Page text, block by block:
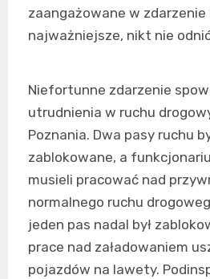
zaangażowane w zdarzenie
najważniejsze, nikt nie
Niefortunne zdarzenie
utrudnienia w ruchu
Poznania. Dwa pasy ruchu
zablokowane, a
musieli pracować nad
normalnego ruchu
jeden pas nadal był
prace nad załadowaniem
pojazdów na lawety.